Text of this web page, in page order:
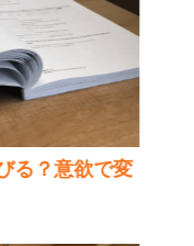
る？意欲で変